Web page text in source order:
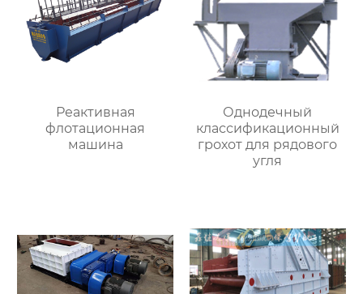
Реактивная
флотационная
машина
Однодечный
классификационный
грохот для рядового
угля